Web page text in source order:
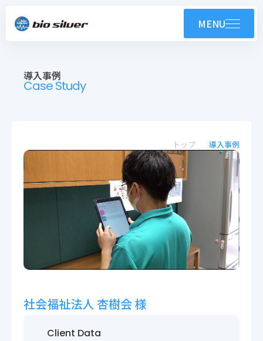
MENU
製品紹介
技術紹介・OEM
お知らせ
会社案内
株式会社バイオシルバー
〒222-0033
TEL : 045-548-5478
プライバシーポリシー
各種サービス利用規約
導入事例
Case Study
トップ 導入事例
社会福祉法人 杏樹会 様
Client Data